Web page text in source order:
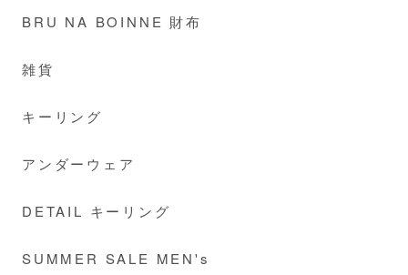
BRU NA BOINNE 財布
雑貨
キーリング
アンダーウェア
DETAIL キーリング
SUMMER SALE MEN's